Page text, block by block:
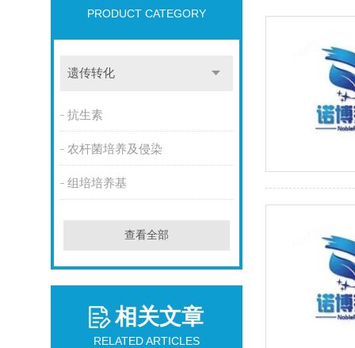
PRODUCT CATEGORY
遗传转化
抗生素
农杆菌培养及侵染
组培培养基
查看全部
相关文章
RELATED ARTICLES